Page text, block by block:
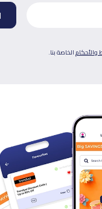
والأحكامالخاصة بنا.